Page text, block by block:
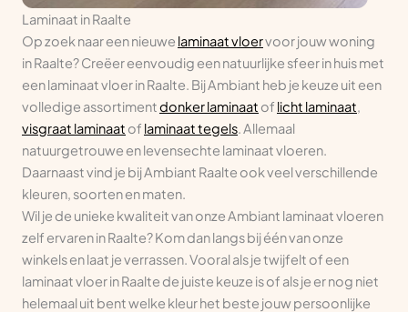
Laminaat in Raalte
Op zoek naar een nieuwe laminaat vloervoor jouw woning
in Raalte? Creëer eenvoudig een natuurlijke sfeer in huis met
een laminaat vloer in Raalte. Bij Ambiant heb je keuze uit een
volledige assortimentdonker laminaat of licht laminaat,
visgraat laminaat of laminaat tegels. Allemaal
natuurgetrouwe en levensechte laminaat vloeren.
Daarnaast vind je bij Ambiant Raalte ook veel verschillende
kleuren, soorten en maten.
Wil je de unieke kwaliteit van onze Ambiant laminaat vloeren
zelf ervaren in Raalte? Kom dan langs bij één van onze
winkels en laat je verrassen. Vooral als je twijfelt of een
laminaat vloer in Raalte de juiste keuze is of als je er nog niet
helemaal uit bent welke kleur het beste jouw persoonlijke